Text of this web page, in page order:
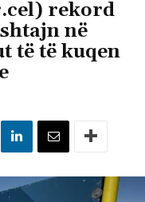
rekord
në
të të kuqen